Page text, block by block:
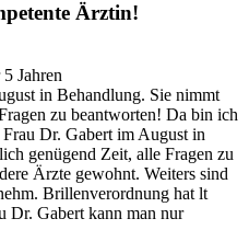
Ärztin!
Jahren
in Behandlung. Sie nimmt
zu beantworten! Da bin ich
Dr. Gabert im August in
genügend Zeit, alle Fragen zu
Ärzte gewohnt. Weiters sind
Brillenverordnung hat lt
Dr. Gabert kann man nur